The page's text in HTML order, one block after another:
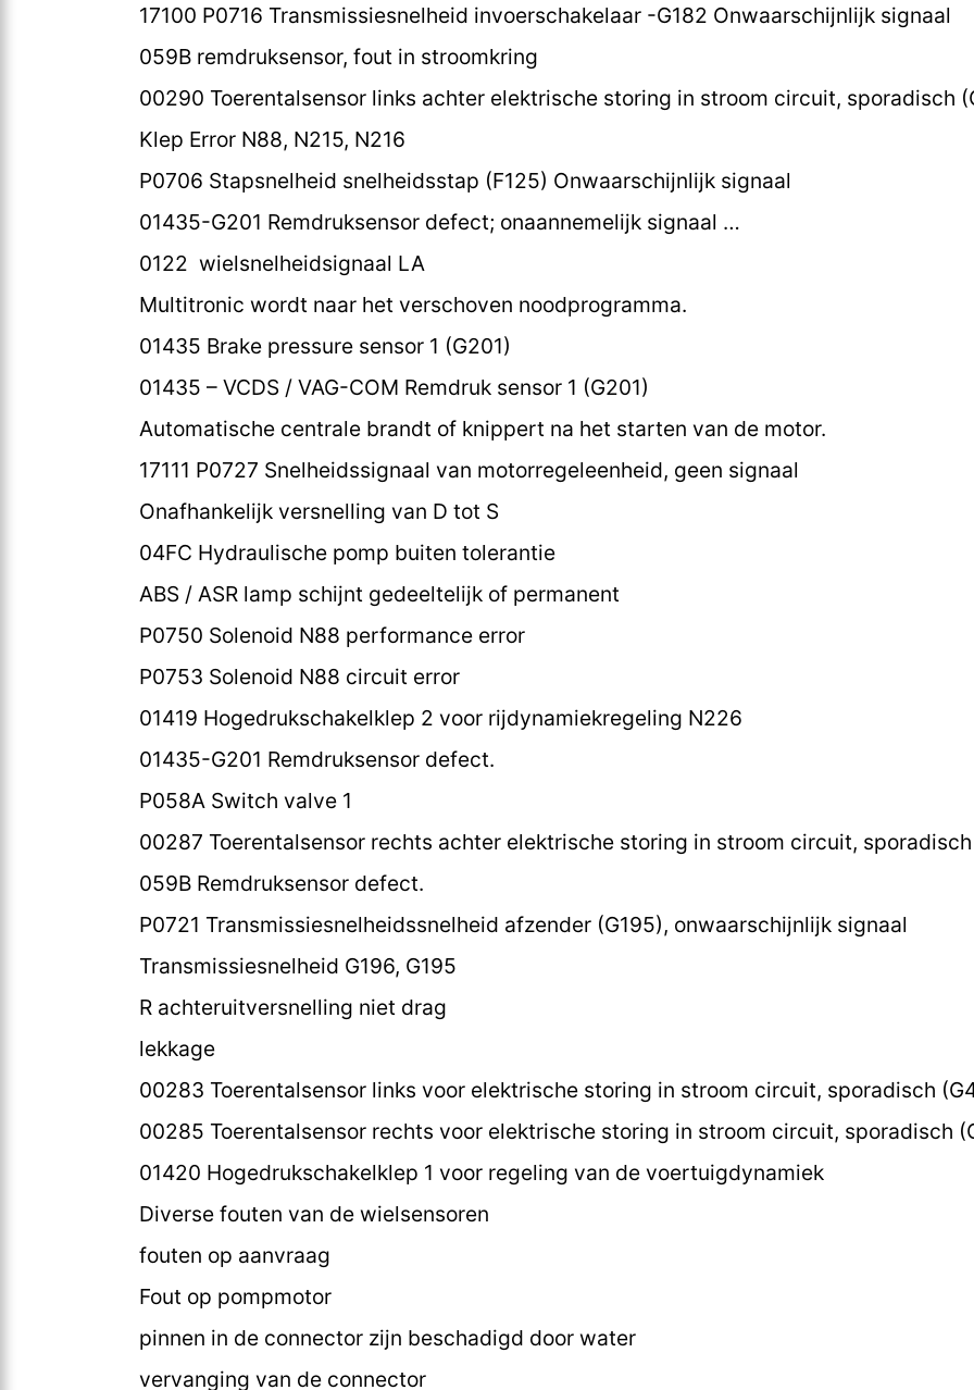
17100 P0716 Transmissiesnelheid invoerschakelaar -G182 Onwaarschijnlijk signaal
059B remdruksensor, fout in stroomkring
00290 Toerentalsensor links achter elektrische storing in stroom circuit, sporadisch
Klep Error N88, N215, N216
P0706 Stapsnelheid snelheidsstap (F125) Onwaarschijnlijk signaal
01435-G201 Remdruksensor defect; onaannemelijk signaal …
0122 wielsnelheidsignaal LA
Multitronic wordt naar het verschoven noodprogramma.
01435 Brake pressure sensor 1 (G201)
01435 – VCDS / VAG-COM Remdruk sensor 1 (G201)
Automatische centrale brandt of knippert na het starten van de motor.
17111 P0727 Snelheidssignaal van motorregeleenheid, geen signaal
Onafhankelijk versnelling van D tot S
04FC Hydraulische pomp buiten tolerantie
ABS / ASR lamp schijnt gedeeltelijk of permanent
P0750 Solenoid N88 performance error
P0753 Solenoid N88 circuit error
01419 Hogedrukschakelklep 2 voor rijdynamiekregeling N226
01435-G201 Remdruksensor defect.
P058A Switch valve 1
00287 Toerentalsensor rechts achter elektrische storing in stroom circuit,
059B Remdruksensor defect.
P0721 Transmissiesnelheidssnelheid afzender (G195), onwaarschijnlijk signaal
Transmissiesnelheid G196, G195
R achteruitversnelling niet drag
lekkage
00283 Toerentalsensor links voor elektrische storing in stroom circuit, sporadisch
00285 Toerentalsensor rechts voor elektrische storing in stroom circuit, sporadisch
01420 Hogedrukschakelklep 1 voor regeling van de voertuigdynamiek
Diverse fouten van de wielsensoren
fouten op aanvraag
Fout op pompmotor
pinnen in de connector zijn beschadigd door water
vervanging van de connector